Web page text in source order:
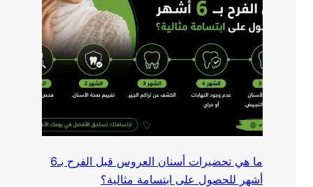
ما هي تحضيرات أسنان العروس قبل الفرح بـ6
أشهر للحصول على ابتسامة مثالية؟